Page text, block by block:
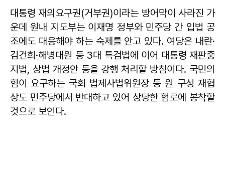
대통령 재의요구권(거부권)이라는 방어막이 사라진 가
운데 원내 지도부는 이재명 정부와 민주당 간 입법 공
조에도 대응해야 하는 숙제를 안고 있다. 여당은 내란·
김건희·해병대원 등 3대 특검법에 이어 대통령 재판중
지법, 상법 개정안 등을 강행 처리할 방침이다. 국민의
힘이 요구하는 국회 법제사법위원장 등 원 구성 재협
상도 민주당에서 반대하고 있어 상당한 험로에 봉착할
것으로 보인다.